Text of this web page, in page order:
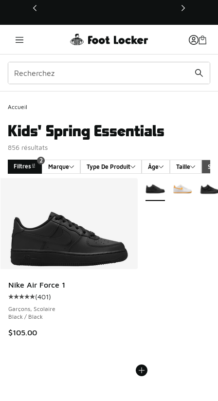
Ce lien s’ouvrira dans une nouvelle fenêtre
Accueil
Kids' Spring Essentials
856 résultats
Filtres
2
Marque
Type De Produit Âge Taille
Nike Air Force 1
Cote moyenne du client - [5 sur 5 étoiles], 401
(401)
Garçons, Scolaire
Black / Black
$105.00
Plus de couleurs